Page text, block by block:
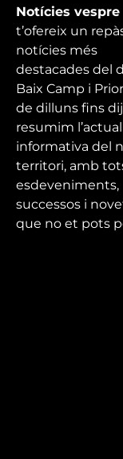
Notícies vespre
t’ofereix un
notícies més
destacades del
Baix Camp i
de dilluns fins
resumim
informativa del
territori, amb
esdeveniments,
successos i
que no et pots